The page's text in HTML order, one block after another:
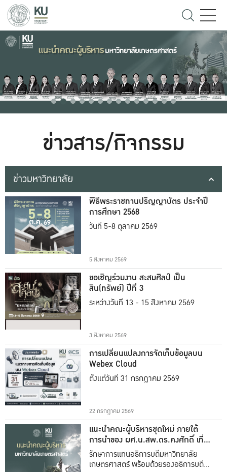
ข่าวสาร/กิจกรรม
ข่าวมหาวิทยาลัย
พิธีพระราชทานปริญญาบัตร ประจำปี
การศึกษา 2568
วันที่ 5-8 ตุลาคม 2569
5 สิงหาคม 2569
ขอเชิญร่วมงาน สะสมศิลป์ เป็น
สิน(ทรัพย์) ปีที่ 3
ระหว่างวันที่ 13 - 15 สิงหาคม 2569
3 สิงหาคม 2569
การเปลี่ยนแปลงการจัดเก็บข้อมูลบน
Webex Cloud
ตั้งแต่วันที่ 31 กรกฎาคม 2569
22 กรกฎาคม 2569
แนะนำคณะผู้บริหารชุดใหม่ ภายใต้
การนำของ ผศ.น.สพ.ดร.คงศักดิ์ เที่ยง
ธรรม
รักษาการแทนอธิการบดีมหาวิทยาลัย
เกษตรศาสตร์ พร้อมด้วยรองอธิการบดีทั้ง